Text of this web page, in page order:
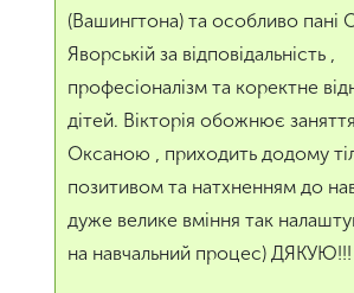
(Вашингтона) та особливо пані
Яворській за відповідальність ,
професіоналізм та коректне
дітей. Вікторія обожнює
Оксаною , приходить додому
позитивом та натхненням до
дуже велике вміння так
на навчальний процес) ДЯКУЮ!!!